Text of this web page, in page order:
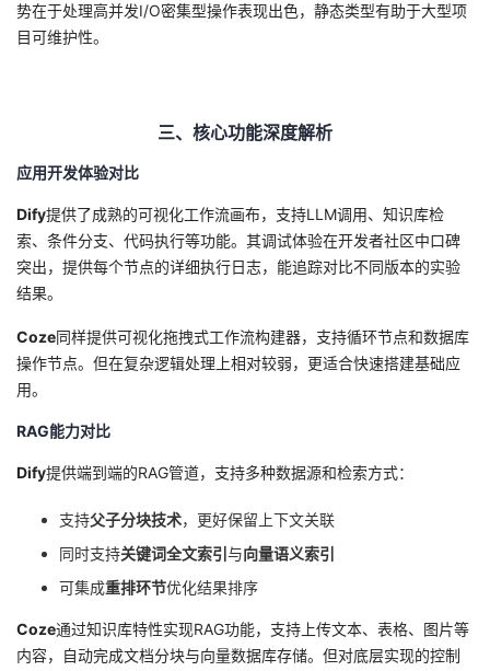
势在于处理高并发I/O密集型操作表现出色，静态类型有助于大型项
目可维护性。
三、核心功能深度解析
应用开发体验对比
Dify提供了成熟的可视化工作流画布，支持LLM调用、知识库检
索、条件分支、代码执行等功能。其调试体验在开发者社区中口碑
突出，提供每个节点的详细执行日志，能追踪对比不同版本的实验
结果。
Coze同样提供可视化拖拽式工作流构建器，支持循环节点和数据库
操作节点。但在复杂逻辑处理上相对较弱，更适合快速搭建基础应
用。
RAG能力对比
Dify提供端到端的RAG管道，支持多种数据源和检索方式：
支持父子分块技术，更好保留上下文关联
同时支持关键词全文索引 与向量语义索引
可集成重排环节优化结果排序
Coze通过知识库特性实现RAG功能，支持上传文本、表格、图片等
内容，自动完成文档分块与向量数据库存储。但对底层实现的控制